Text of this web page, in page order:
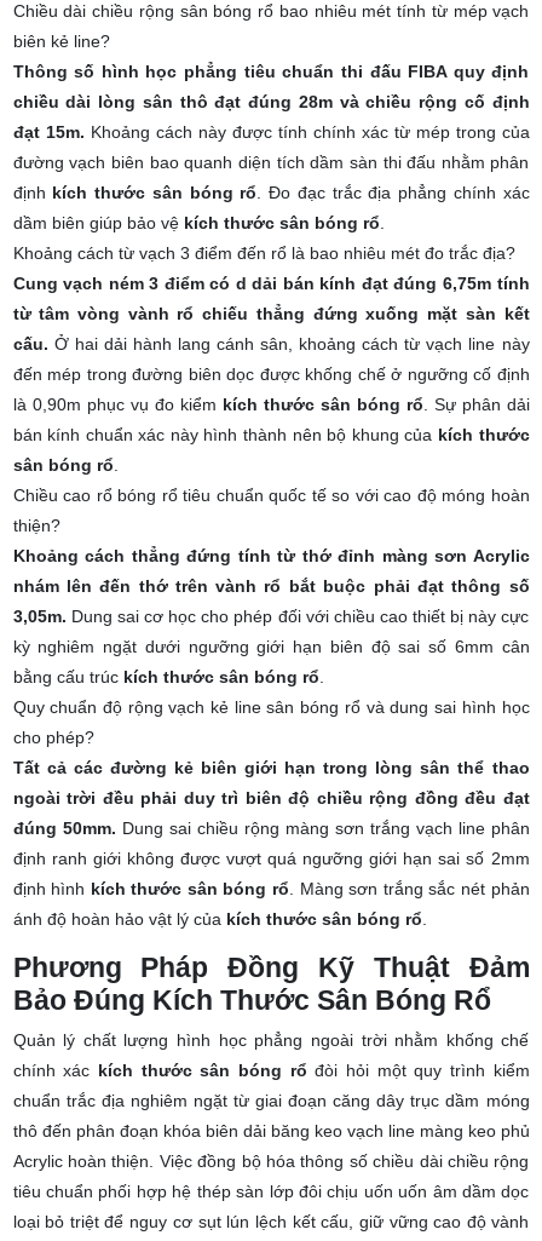
Chiều dài chiều rộng sân bóng rổ bao nhiêu mét tính từ mép vạch
biên kẻ line?
Thông số hình học phẳng tiêu chuẩn thi đấu FIBA quy định
chiều dài lòng sân thô đạt đúng 28m và chiều rộng cố định
đạt 15m. Khoảng cách này được tính chính xác từ mép trong của
đường vạch biên bao quanh diện tích dầm sàn thi đấu nhằm phân
định kích thước sân bóng rổ. Đo đạc trắc địa phẳng chính xác
dầm biên giúp bảo vệ kích thước sân bóng rổ.
Khoảng cách từ vạch 3 điểm đến rổ là bao nhiêu mét đo trắc địa?
Cung vạch ném 3 điểm có d dải bán kính đạt đúng 6,75m tính
từ tâm vòng vành rổ chiếu thẳng đứng xuống mặt sàn kết
cấu. Ở hai dải hành lang cánh sân, khoảng cách từ vạch line này
đến mép trong đường biên dọc được khống chế ở ngưỡng cố định
là 0,90m phục vụ đo kiểm kích thước sân bóng rổ. Sự phân dải
bán kính chuẩn xác này hình thành nên bộ khung của kích thước
sân bóng rổ.
Chiều cao rổ bóng rổ tiêu chuẩn quốc tế so với cao độ móng hoàn
thiện?
Khoảng cách thẳng đứng tính từ thớ đỉnh màng sơn Acrylic
nhám lên đến thớ trên vành rổ bắt buộc phải đạt thông số
3,05m. Dung sai cơ học cho phép đối với chiều cao thiết bị này cực
kỳ nghiêm ngặt dưới ngưỡng giới hạn biên độ sai số 6mm cân
bằng cấu trúc kích thước sân bóng rổ.
Quy chuẩn độ rộng vạch kẻ line sân bóng rổ và dung sai hình học
cho phép?
Tất cả các đường kẻ biên giới hạn trong lòng sân thể thao
ngoài trời đều phải duy trì biên độ chiều rộng đồng đều đạt
đúng 50mm. Dung sai chiều rộng màng sơn trắng vạch line phân
định ranh giới không được vượt quá ngưỡng giới hạn sai số 2mm
định hình kích thước sân bóng rổ. Màng sơn trắng sắc nét phản
ánh độ hoàn hảo vật lý của kích thước sân bóng rổ.
Phương Pháp Đồng Kỹ Thuật Đảm
Bảo Đúng Kích Thước Sân Bóng Rổ
Quản lý chất lượng hình học phẳng ngoài trời nhằm khống chế
chính xác kích thước sân bóng rổ đòi hỏi một quy trình kiểm
chuẩn trắc địa nghiêm ngặt từ giai đoạn căng dây trục dầm móng
thô đến phân đoạn khóa biên dải băng keo vạch line màng keo phủ
Acrylic hoàn thiện. Việc đồng bộ hóa thông số chiều dài chiều rộng
tiêu chuẩn phối hợp hệ thép sàn lớp đôi chịu uốn uốn âm dầm dọc
loại bỏ triệt để nguy cơ sụt lún lệch kết cấu, giữ vững cao độ vành